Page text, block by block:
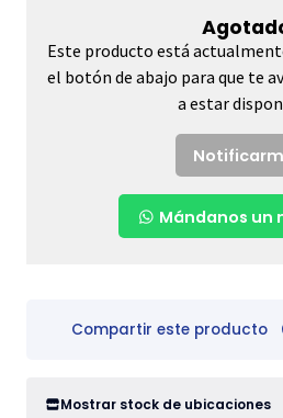
Este producto está
el botón de abajo para que te
a estar
Mándanos un
Compartir este producto
Mostrar stock de ubicaciones